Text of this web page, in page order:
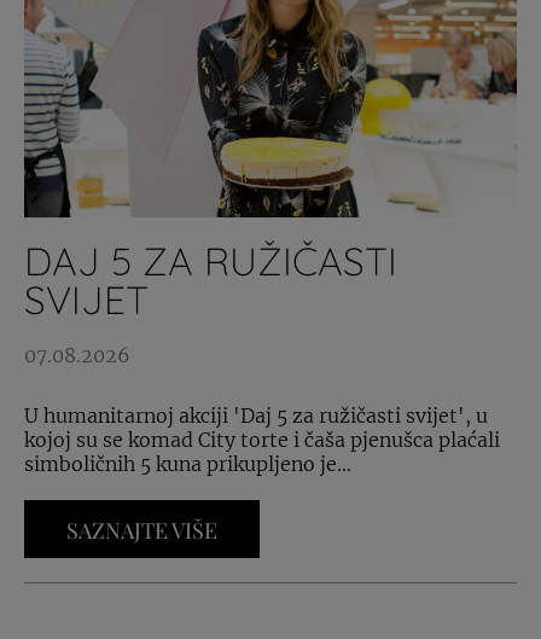
DAJ 5 ZA RUŽIČASTI
SVIJET
07.08.2026
U humanitarnoj akciji 'Daj 5 za ružičasti svijet', u
kojoj su se komad City torte i čaša pjenušca plaćali
simboličnih 5 kuna prikupljeno je...
SAZNAJTE VIŠE